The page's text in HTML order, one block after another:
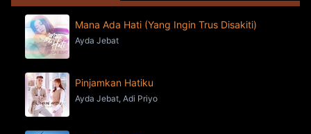
Mana Ada Hati (Yang Ingin Trus Disakiti)
Ayda Jebat
Pinjamkan Hatiku
Ayda Jebat, Adi Priyo